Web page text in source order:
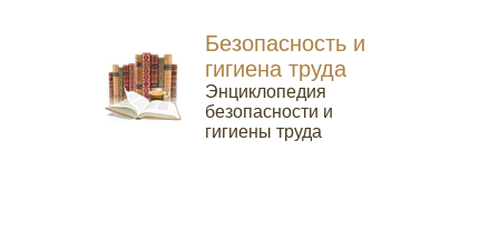
Безопасность и
гигиена труда
Энциклопедия
безопасности и
гигиены труда